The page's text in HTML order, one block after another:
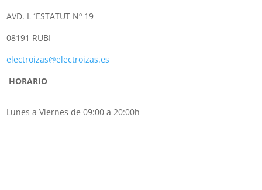
AVD. L ´ESTATUT Nº 19
08191 RUBI
electroizas@electroizas.es
HORARIO
Lunes a Viernes de 09:00 a 20:00h